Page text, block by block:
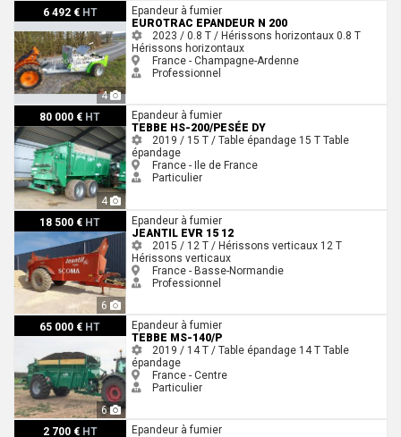
6 492 € HT
4
Eurotrac Epandeur N 200Epandeur à fumier
EUROTRAC EPANDEUR N 200
2023 / 0.8 T / Hérissons horizontaux 0.8 T
Hérissons horizontaux
France - Champagne-Ardenne
Professionnel
80 000 € HT
4
Tebbe HS-200/Pesée Dy
Epandeur à fumier
TEBBE HS-200/PESÉE DY
2019 / 15 T / Table épandage 15 T Table
épandage
France - Ile de France
Particulier
18 500 € HT
6
Jeantil EVR 15 12
Epandeur à fumier
JEANTIL EVR 15 12
2015 / 12 T / Hérissons verticaux 12 T
Hérissons verticaux
France - Basse-Normandie
Professionnel
65 000 € HT
6
Tebbe MS-140/P
Epandeur à fumier
TEBBE MS-140/P
2019 / 14 T / Table épandage 14 T Table
épandage
France - Centre
Particulier
2 700 € HT
Agrex Agrex Serma
Epandeur à fumier